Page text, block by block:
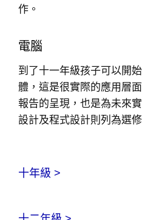
作。
電腦
到了十一年級孩子可以開
體，這是很實際的應用層
報告的呈現，也是為未來
設計及程式設計則列為選修
十年級 >